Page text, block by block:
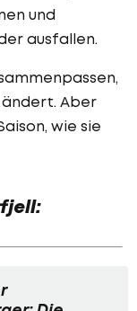
und
ausfallen.
ändert. Aber
wie sie